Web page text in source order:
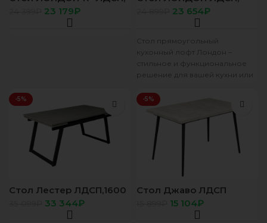
1400(1800)*850, Дуб
Самдал (Z 01 черный)
23 179₽ 1400(1800)*850,
Железный камень ( Z 01
23 654₽
Стол прямоугольный
кухонный лофт Лондон –
стильное и функциональное
решение для вашей кухни или
стола изготовлены
-5%
Стол Лестер ЛДСП,1600
(2200)*900, бетонный
камень / Z 960-2-
33 344₽
-5%
Стол Джаво ЛДСП
металл
1100*1480(700),Дуб
крафт белый/черный
15 104₽